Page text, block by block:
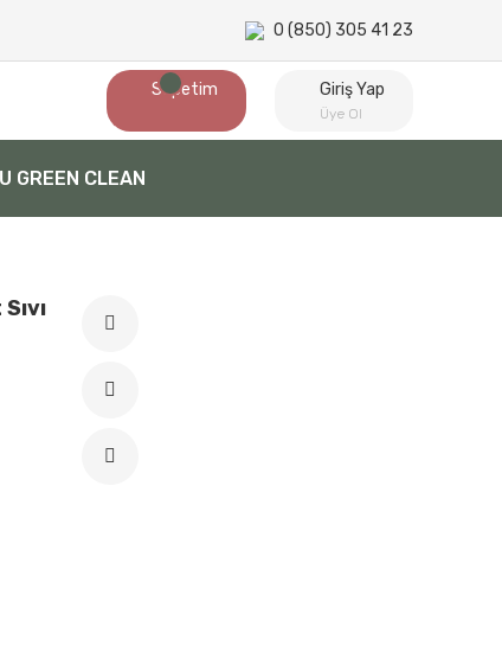
0 (850) 305 41 23
Sepetim Giriş Yap
Üye Ol
U GREEN CLEAN